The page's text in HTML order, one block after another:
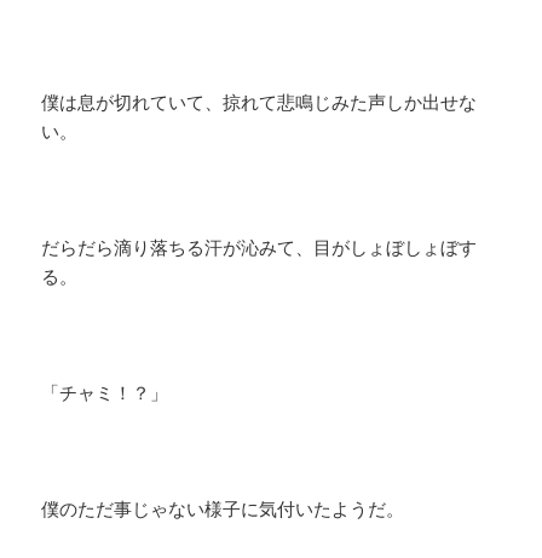
僕は息が切れていて、掠れて悲鳴じみた声しか出せな
い。
だらだら滴り落ちる汗が沁みて、目がしょぼしょぼす
る。
「チャミ！？」
僕のただ事じゃない様子に気付いたようだ。